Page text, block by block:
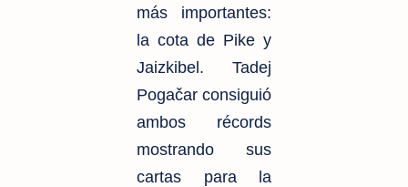
más importantes:
la cota de Pike y
Jaizkibel. Tadej
Pogačar consiguió
ambos récords
mostrando sus
cartas para la